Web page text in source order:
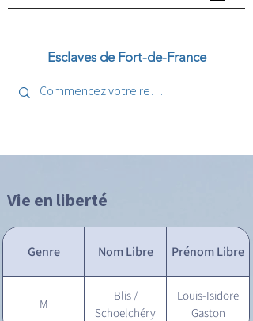
Esclaves de Fort-de-France
Vie en liberté
Genre Nom Libre Prénom Libre
M
Blis /
Schoelchéry
Louis-Isidore
Gaston